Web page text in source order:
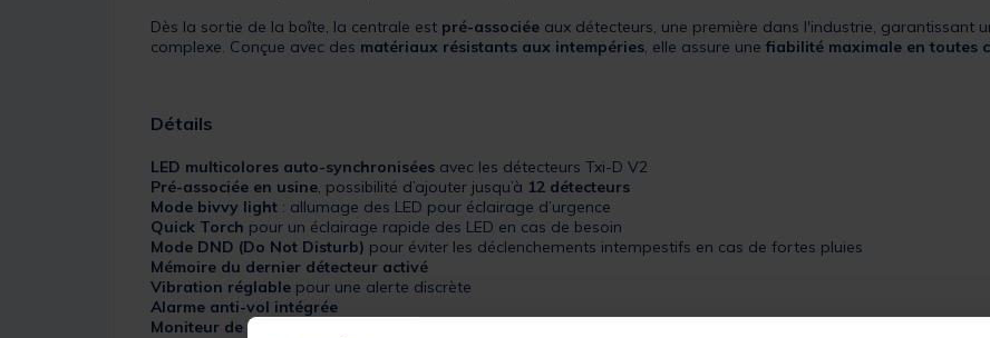
Dès la sortie de la boîte, la centrale est pré-associée aux détecteurs, une première dans l'industrie, garantissant
complexe. Conçue avec des matériaux résistants aux intempéries, elle assure une fiabilité maximale en toutes
Détails
LED multicolores auto-synchronisées avec les détecteurs Txi-D V2
Pré-associée en usine, possibilité d’ajouter jusqu’à 12 détecteurs
Mode bivvy light : allumage des LED pour éclairage d’urgence
Quick Torch pour un éclairage rapide des LED en cas de besoin
Mode DND (Do Not Disturb) pour éviter les déclenchements intempestifs en cas de fortes pluies
Mémoire du dernier détecteur activé
Vibration réglable pour une alerte discrète
Alarme anti-vol intégrée
Moniteur de niveau de batterie